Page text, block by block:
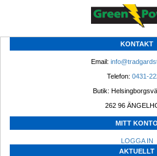
KONTAKT
Email:
Telefon: 0431-
Butik:
262 96
MITT KONTO
LOGGA IN
AKTUELLT